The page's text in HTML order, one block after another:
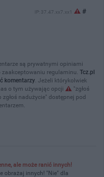
IP: 37.47.xx7.xx1 #
są prywatnymi opiniami
regulaminu. Tcz.pl
komentarzy. Jeżeli którykolwiek
o tym używając opcji
"zgłoś
nadużycie" dostępnej pod
ale może ranić innych!
obrażaj innych! "Nie" dla